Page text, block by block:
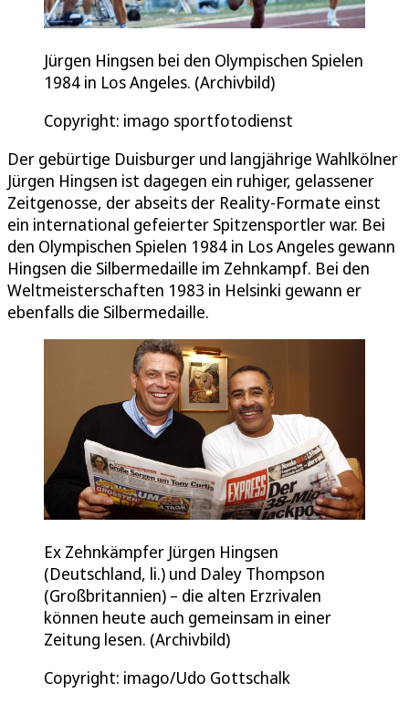
Jürgen Hingsen bei den Olympischen Spielen
1984 in Los Angeles. (Archivbild)
Copyright: imago sportfotodienst
Der gebürtige Duisburger und langjährige Wahlkölner
Jürgen Hingsen ist dagegen ein ruhiger, gelassener
Zeitgenosse, der abseits der Reality-Formate einst
ein international gefeierter Spitzensportler war. Bei
den Olympischen Spielen 1984 in Los Angeles gewann
Hingsen die Silbermedaille im Zehnkampf. Bei den
Weltmeisterschaften 1983 in Helsinki gewann er
ebenfalls die Silbermedaille.
Ex Zehnkämpfer Jürgen Hingsen
(Deutschland, li.) und Daley Thompson
(Großbritannien) – die alten Erzrivalen
können heute auch gemeinsam in einer
Zeitung lesen. (Archivbild)
Copyright: imago/Udo Gottschalk